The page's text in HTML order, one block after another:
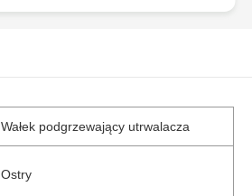
Wałek podgrzewający utrwalacza
Ostry